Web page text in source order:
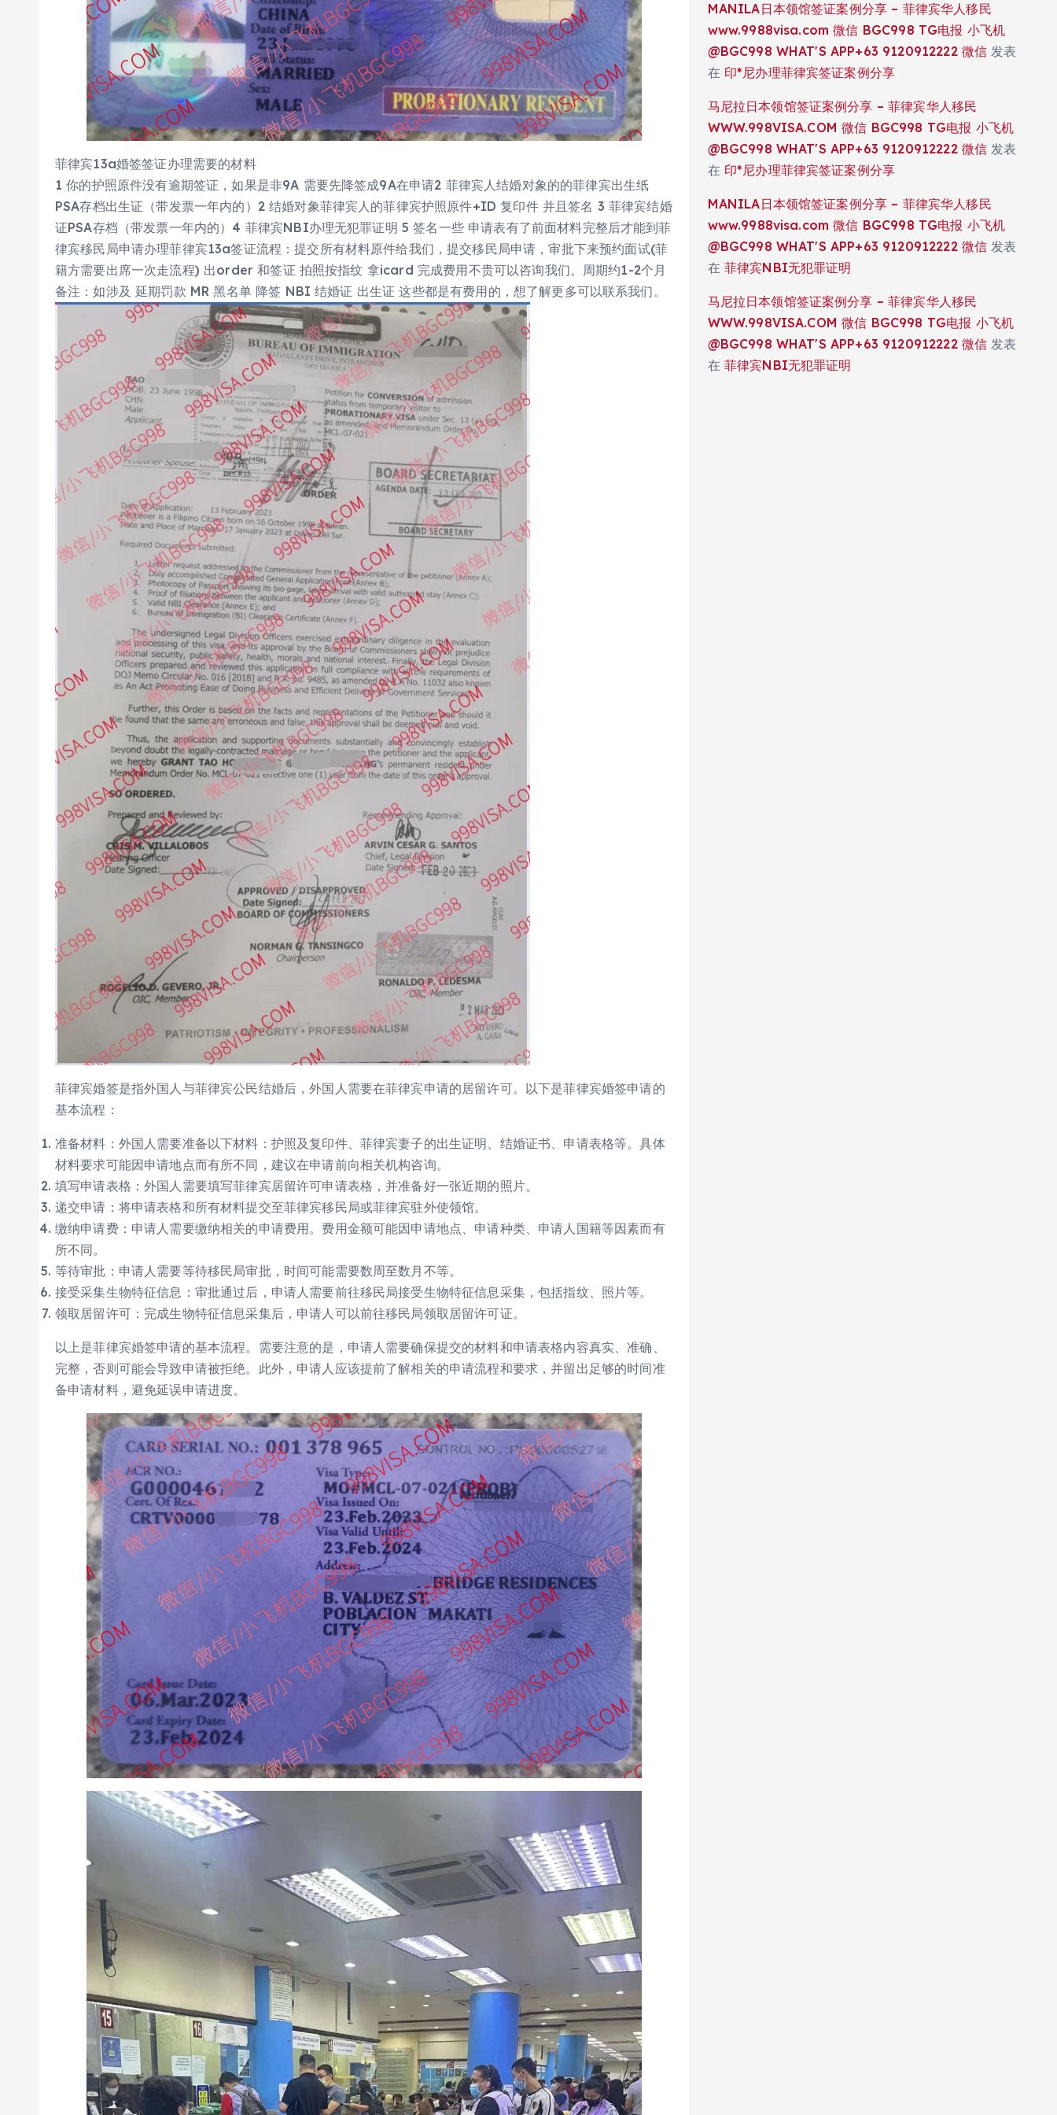
菲律宾13a婚签签证办理需要的材料
1 你的护照原件没有逾期签证，如果是非9A 需要先降签成9A在申请2 菲律宾人结婚对象的的菲律宾出生纸
PSA存档出生证（带发票一年内的）2 结婚对象菲律宾人的菲律宾护照原件+ID 复印件 并且签名 3 菲律宾结婚
证PSA存档（带发票一年内的）4 菲律宾NBI办理无犯罪证明 5 签名一些 申请表有了前面材料完整后才能到菲
律宾移民局申请办理菲律宾13a签证流程：提交所有材料原件给我们，提交移民局申请，审批下来预约面试(菲
籍方需要出席一次走流程) 出order 和签证 拍照按指纹 拿icard 完成费用不贵可以咨询我们。周期约1-2个月
备注：如涉及 延期罚款 MR 黑名单 降签 NBI 结婚证 出生证 这些都是有费用的，想了解更多可以联系我们。
菲律宾婚签是指外国人与菲律宾公民结婚后，外国人需要在菲律宾申请的居留许可。以下是菲律宾婚签申请的
基本流程：
准备材料：外国人需要准备以下材料：护照及复印件、菲律宾妻子的出生证明、结婚证书、申请表格等。具体
材料要求可能因申请地点而有所不同，建议在申请前向相关机构咨询。
填写申请表格：外国人需要填写菲律宾居留许可申请表格，并准备好一张近期的照片。
递交申请：将申请表格和所有材料提交至菲律宾移民局或菲律宾驻外使领馆。
缴纳申请费：申请人需要缴纳相关的申请费用。费用金额可能因申请地点、申请种类、申请人国籍等因素而有
所不同。
等待审批：申请人需要等待移民局审批，时间可能需要数周至数月不等。
接受采集生物特征信息：审批通过后，申请人需要前往移民局接受生物特征信息采集，包括指纹、照片等。
领取居留许可：完成生物特征信息采集后，申请人可以前往移民局领取居留许可证。
以上是菲律宾婚签申请的基本流程。需要注意的是，申请人需要确保提交的材料和申请表格内容真实、准确、
完整，否则可能会导致申请被拒绝。此外，申请人应该提前了解相关的申请流程和要求，并留出足够的时间准
备申请材料，避免延误申请进度。
MANILA日本领馆签证案例分享 – 菲律宾华人移民
www.9988visa.com 微信 BGC998 TG电报 小飞机
@BGC998 WHAT'S APP+63 9120912222 微信 发表
在 印*尼办理菲律宾签证案例分享
马尼拉日本领馆签证案例分享 – 菲律宾华人移民
WWW.998VISA.COM 微信 BGC998 TG电报 小飞机
@BGC998 WHAT'S APP+63 9120912222 微信 发表
在 印*尼办理菲律宾签证案例分享
MANILA日本领馆签证案例分享 – 菲律宾华人移民
www.9988visa.com 微信 BGC998 TG电报 小飞机
@BGC998 WHAT'S APP+63 9120912222 微信 发表
在 菲律宾NBI无犯罪证明
马尼拉日本领馆签证案例分享 – 菲律宾华人移民
WWW.998VISA.COM 微信 BGC998 TG电报 小飞机
@BGC998 WHAT'S APP+63 9120912222 微信 发表
在 菲律宾NBI无犯罪证明